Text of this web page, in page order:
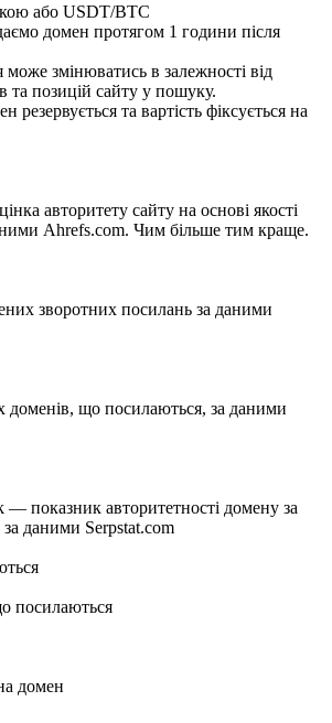
або USDT/BTC
домен протягом 1 години після
змінюватись в залежності від
та позицій сайту у пошуку.
резервується та вартість фіксується на
авторитету сайту на основі якості
Ahrefs.com. Чим більше тим краще.
зворотних посилань за даними
доменів, що посилаються, за даними
— показник авторитетності домену за
даними Serpstat.com
посилаються
домен